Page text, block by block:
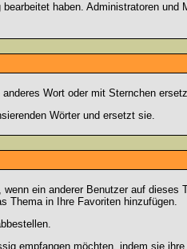
haben. Administratoren und
Wort oder mit Sternchen
Wörter und ersetzt sie.
ein anderer Benutzer auf dieses
Thema in Ihre Favoriten hinzufügen.
empfangen möchten, indem sie ihre